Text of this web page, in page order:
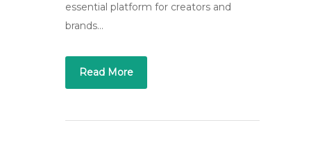
essential platform for creators and
brands…
Read More